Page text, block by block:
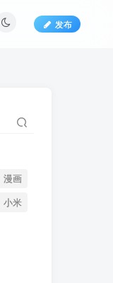
发布
漫画
小米